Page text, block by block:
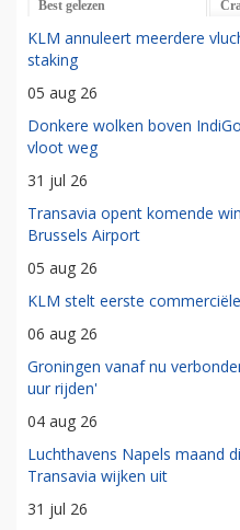
Best gelezen
KLM annuleert meerdere
staking
05 aug 26
Donkere wolken boven
vloot weg
31 jul 26
Transavia opent komende
Brussels Airport
05 aug 26
KLM stelt eerste
06 aug 26
Groningen vanaf nu
uur rijden'
04 aug 26
Luchthavens Napels maand
Transavia wijken uit
31 jul 26